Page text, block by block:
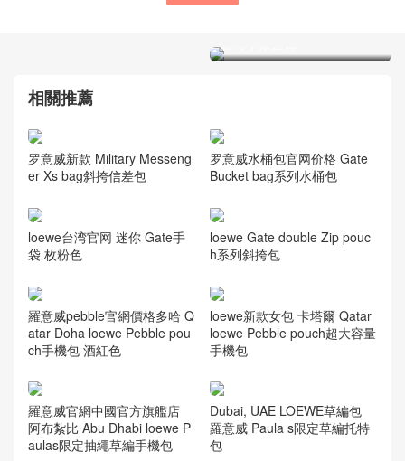
拼图手袋 珊瑚蓝
相關推薦
罗意威新款 Military Messeng
er Xs bag斜挎信差包
罗意威水桶包官网价格 Gate
Bucket bag系列水桶包
loewe台湾官网 迷你 Gate手
袋 枚粉色
loewe Gate double Zip pouc
h系列斜挎包